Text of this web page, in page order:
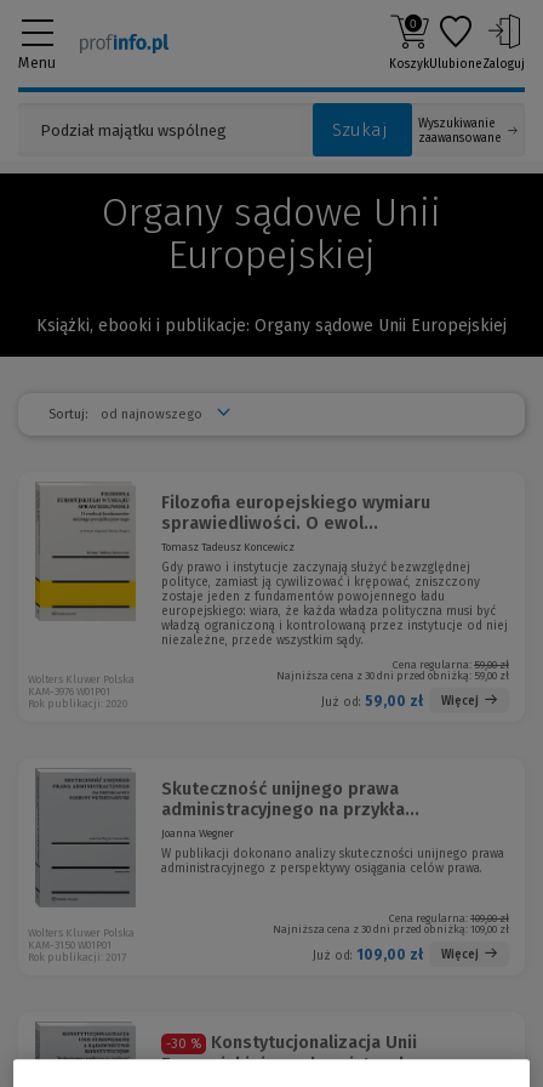
Menu
Szukaj
Wyszukiwanie
zaawansowane
0
KoszykUlubioneZaloguj
Organy sądowe Unii
Europejskiej
Książki, ebooki i publikacje: Organy sądowe Unii Europejskiej
Sortuj:
Filozofia europejskiego wymiaru
sprawiedliwości. O ewol...
Tomasz Tadeusz Koncewicz
Gdy prawo i instytucje zaczynają służyć bezwzględnej
polityce, zamiast ją cywilizować i krępować, zniszczony
zostaje jeden z fundamentów powojennego ładu
europejskiego: wiara, że każda władza polityczna musi być
władzą ograniczoną i kontrolowaną przez instytucje od niej
niezależne, przede wszystkim sądy.
Cena regularna: 59,00 zł
Najniższa cena z 30 dni przed obniżką: 59,00 zł
Już od: 59,00 zł Więcej
Wolters Kluwer Polska
KAM-3976 W01P01
Rok publikacji: 2020
Skuteczność unijnego prawa
administracyjnego na przykła...
Joanna Wegner
W publikacji dokonano analizy skuteczności unijnego prawa
administracyjnego z perspektywy osiągania celów prawa.
Cena regularna: 109,00 zł
Najniższa cena z 30 dni przed obniżką: 109,00 zł
Już od: 109,00 zł Więcej
Wolters Kluwer Polska
KAM-3150 W01P01
Rok publikacji: 2017
-30 %
Konstytucjonalizacja Unii
Europejskiej a sądownictwo ko...